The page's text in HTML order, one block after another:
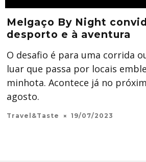
Melgaço By Night
desporto e à aventura
O desafio é para uma corrida
luar que passa por locais
minhota. Acontece já no
agosto.
Travel&Taste 19/07/2023